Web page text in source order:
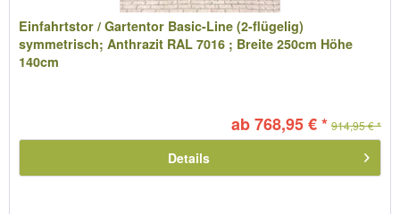
Einfahrtstor / Gartentor Basic-Line (2-flügelig)
symmetrisch; Anthrazit RAL 7016 ; Breite 250cm Höhe
140cm
ab 768,95 € * 914,95 € *
Details